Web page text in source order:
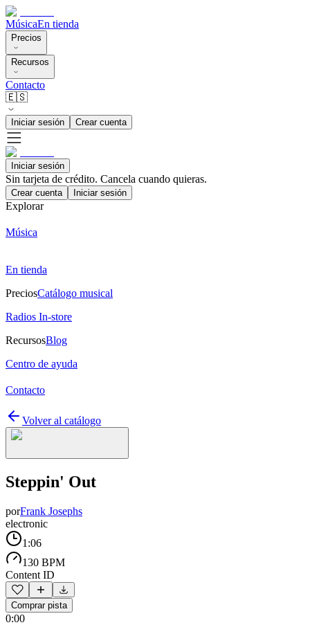
MúsicaEn tienda
Precios
Recursos
Contacto
🇪🇸
Iniciar sesión Crear cuenta
Iniciar sesión
Sin tarjeta de crédito. Cancela cuando quieras.
Crear cuenta Iniciar sesión
Explorar
Música
En tienda
PreciosCatálogo musical
Radios In-store
RecursosBlog
Centro de ayuda
Contacto
Volver al catálogo
Steppin' Out
porFrank Josephs
electronic
1:06
130 BPM
Content ID
Comprar pista
0:00